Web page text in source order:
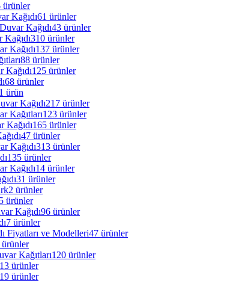
ürünler
Kağıdı61 ürünler
Kağıdı43 ürünler
310 ürünler
Kağıdı137 ürünler
88 ürünler
Kağıdı125 ürünler
68 ürünler
1 ürün
Kağıdı217 ürünler
Kağıtları123 ürünler
Kağıdı165 ürünler
47 ürünler
Kağıdı313 ürünler
135 ürünler
Kağıdı14 ürünler
31 ürünler
2 ürünler
5 ürünler
Kağıdı96 ürünler
7 ürünler
Fiyatları ve Modelleri47 ürünler
ürünler
Kağıtları120 ürünler
ürünler
ürünler